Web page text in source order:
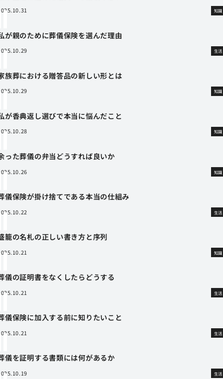
知識
が親のために葬儀保険を選んだ理由
生活
族葬における贈答品の新しい形とは
知識
が香典返し選びで本当に悩んだこと
知識
った葬儀の弁当どうすれば良いか
知識
儀保険が掛け捨てである本当の仕組み
生活
籠の名札の正しい書き方と序列
知識
儀の証明書をなくしたらどうする
生活
儀保険に加入する前に知りたいこと
生活
儀を証明する書類には何があるか
生活